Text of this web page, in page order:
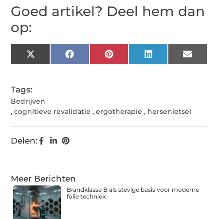
Goed artikel? Deel hem dan
op:
X
(Twitter)
FacebookPinterestLinkedIn Email
Tags:
Bedrijven
,cognitieve revalidatie ,ergotherapie , hersenletsel
Delen:
Meer Berichten
Brandklasse B als stevige basis voor moderne
folie techniek